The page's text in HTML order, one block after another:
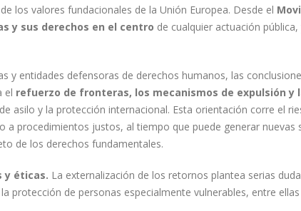
los valores fundacionales de la Unión Europea. Desde el
y sus derechos en el centro de cualquier actuación
entidades defensoras de derechos humanos, las
el refuerzo de fronteras, los mecanismos de expulsión y
asilo y la protección internacional. Esta orientación corre el
procedimientos justos, al tiempo que puede generar nuevas
de los derechos fundamentales.
y éticas. La externalización de los retornos plantea serias
protección de personas especialmente vulnerables, entre